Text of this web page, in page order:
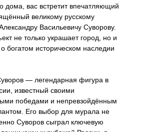
дома, вас встретит впечатляющий
великому русскому
Васильевичу Суворову.
не только украшает город, но и
богатом историческом наследии
— легендарная фигура в
известный своими
победами и непревзойдённым
Его выбор для мурала не
Суворов сыграл ключевую